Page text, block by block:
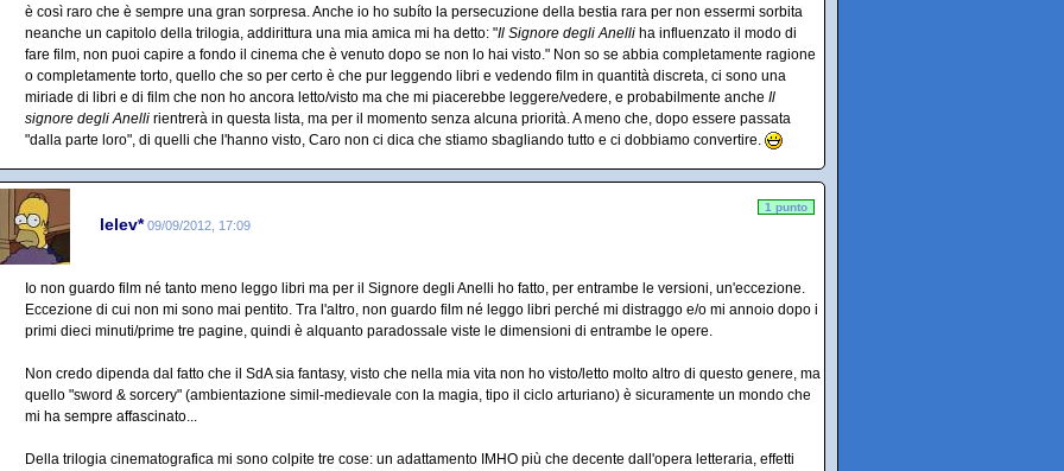
è così raro che è sempre una gran sorpresa. Anche io ho subíto la persecuzione della bestia rara per non essermi sorbita
neanche un capitolo della trilogia, addirittura una mia amica mi ha detto: "Il Signore degli Anelli ha influenzato il modo di
fare film, non puoi capire a fondo il cinema che è venuto dopo se non lo hai visto." Non so se abbia completamente ragione
o completamente torto, quello che so per certo è che pur leggendo libri e vedendo film in quantità discreta, ci sono una
miriade di libri e di film che non ho ancora letto/visto ma che mi piacerebbe leggere/vedere, e probabilmente anche Il
signore degli Anelli rientrerà in questa lista, ma per il momento senza alcuna priorità. A meno che, dopo essere passata
"dalla parte loro", di quelli che l'hanno visto, Caro non ci dica che stiamo sbagliando tutto e ci dobbiamo convertire.
lelev* 09/09/2012, 17:09
1 punto
Io non guardo film né tanto meno leggo libri ma per il Signore degli Anelli ho fatto, per entrambe le versioni, un'eccezione.
Eccezione di cui non mi sono mai pentito. Tra l'altro, non guardo film né leggo libri perché mi distraggo e/o mi annoio dopo i
primi dieci minuti/prime tre pagine, quindi è alquanto paradossale viste le dimensioni di entrambe le opere.
Non credo dipenda dal fatto che il SdA sia fantasy, visto che nella mia vita non ho visto/letto molto altro di questo genere, ma
quello "sword & sorcery" (ambientazione simil-medievale con la magia, tipo il ciclo arturiano) è sicuramente un mondo che
mi ha sempre affascinato...
Della trilogia cinematografica mi sono colpite tre cose: un adattamento IMHO più che decente dall'opera letteraria, effetti